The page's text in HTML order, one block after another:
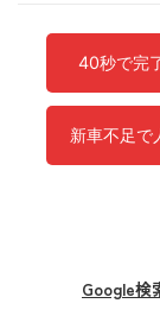
40秒で完
新車不足
Google検